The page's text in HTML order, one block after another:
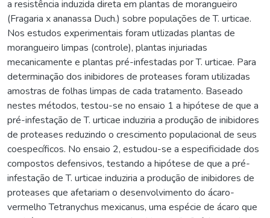
a resistência induzida direta em plantas de morangueiro
(Fragaria x ananassa Duch.) sobre populações de T. urticae.
Nos estudos experimentais foram utlizadas plantas de
morangueiro limpas (controle), plantas injuriadas
mecanicamente e plantas pré-infestadas por T. urticae. Para
determinação dos inibidores de proteases foram utilizadas
amostras de folhas limpas de cada tratamento. Baseado
nestes métodos, testou-se no ensaio 1 a hipótese de que a
pré-infestação de T. urticae induziria a produção de inibidores
de proteases reduzindo o crescimento populacional de seus
coespecíficos. No ensaio 2, estudou-se a especificidade dos
compostos defensivos, testando a hipótese de que a pré-
infestação de T. urticae induziria a produção de inibidores de
proteases que afetariam o desenvolvimento do ácaro-
vermelho Tetranychus mexicanus, uma espécie de ácaro que